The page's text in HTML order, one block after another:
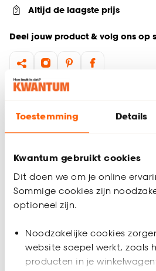
Toestemming Details
Kwantum gebruikt cookies
Dit doen we om je online
Sommige cookies zijn
optioneel zijn.
Noodzakelijke cookies
website soepel werkt, zoals
producten in je
Altijd de laagste prijs
Deel jouw product & volg ons op
Deze populaire make-up spiegel
sieraden, waardoor je alles netjes bij
Combineer functionaliteit met
en georganiseerde ruimte.
Productspecificaties
EAN nummer